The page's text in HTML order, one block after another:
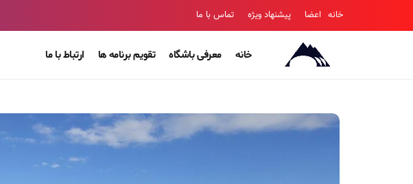
خانه اعضا پیشنهاد ویژه تماس با ما
خانه معرفی باشگاه تقویم برنامه ها ارتباط با ما